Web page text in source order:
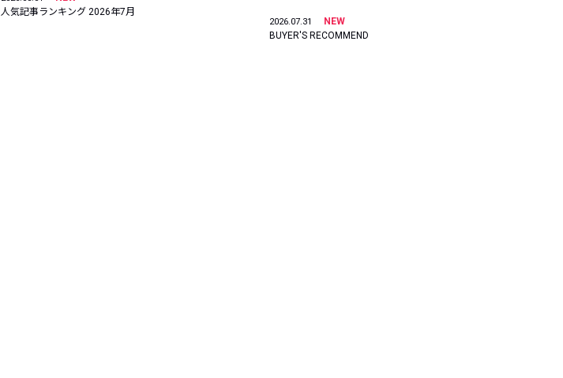
人気記事ランキング 2026年7月
2026.07.31
NEW
BUYER'S RECOMMEND